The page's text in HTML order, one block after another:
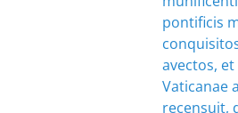
pontificis
avectos,
Vaticanae
recensuit,